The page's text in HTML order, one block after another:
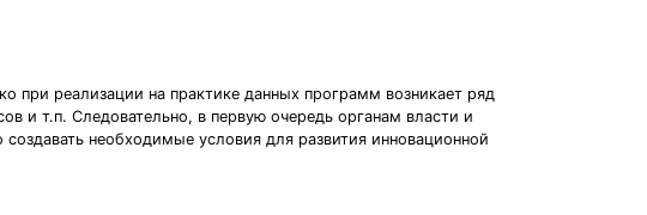
при реализации на практике данных программ возникает ряд
и т.п. Следовательно, в первую очередь органам власти и
необходимые условия для развития инновационной